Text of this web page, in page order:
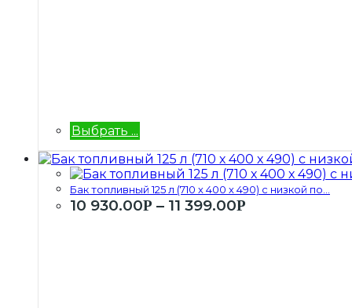
Выбрать ...
Бак топливный 125 л (710 х 400 х 490) с низкой по...
10 930.00Р – 11 399.00Р